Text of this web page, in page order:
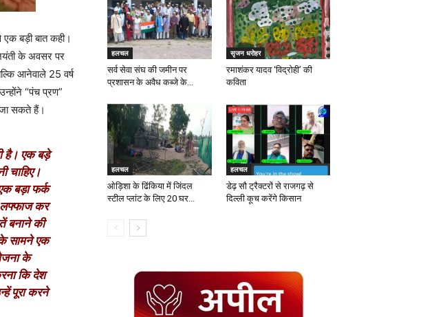
बड़ी बात कही।
के अवसर पर
आनेवाले 25 वर्ष
“पंच प्रण”
सकते हैं।
है। एक बड़े
चाहिए।
बड़ा फर्क
लफ्फाज कर
बनाने की
के सामने एक
के
कि देश
पूरा करने
हलचल
सर्व सेवा संघ की जमीन पर
प्रशासन के अवैध कब्जे के...
सृजन धरोहर
रमाशंकर यादव ‘विद्रोही’ की
कविता
हलचल
ओड़िशा के ढिंकिया में जिंदल
स्टील प्लांट के लिए 20 घर...
हलचल
डेढ़ सौ ट्रैक्टरों से राजगढ़ से
दिल्ली कूच करेंगे किसान